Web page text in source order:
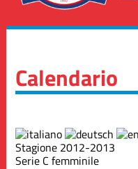
Calendario
Stagione 2012-2013
Serie C femminile